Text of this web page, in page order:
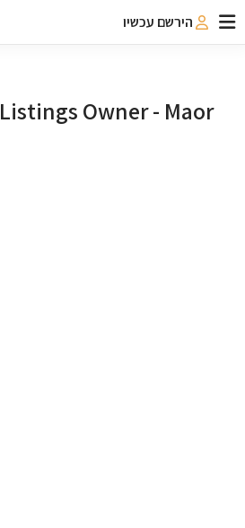
הירשם עכשיו
Listings Owner - Maor